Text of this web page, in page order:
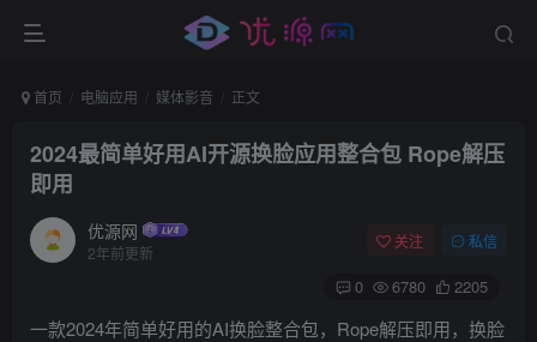
首页 电脑应用 媒体影音 正文
2024最简单好用AI开源换脸应用整合包 Rope解压
即用
优源网
2年前更新
关注 私信
0 6780 2205
一款2024年简单好用的AI换脸整合包，Rope解压即用，换脸